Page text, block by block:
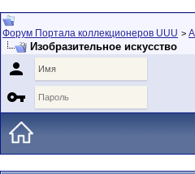
Форум Портала коллекционеров UUU >
Изобразительное искусство

